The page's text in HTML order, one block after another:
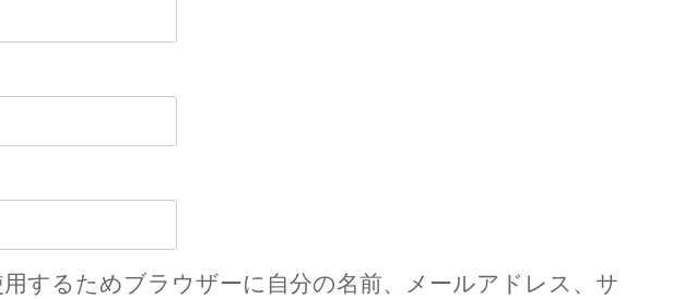
するためブラウザーに自分の名前、メールアドレス、サ